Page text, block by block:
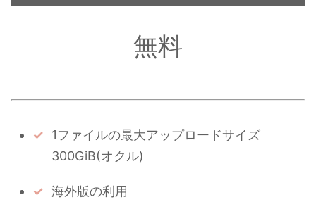
無料
1ファイルの最大アップロードサイズ
300GiB(オクル)
海外版の利用